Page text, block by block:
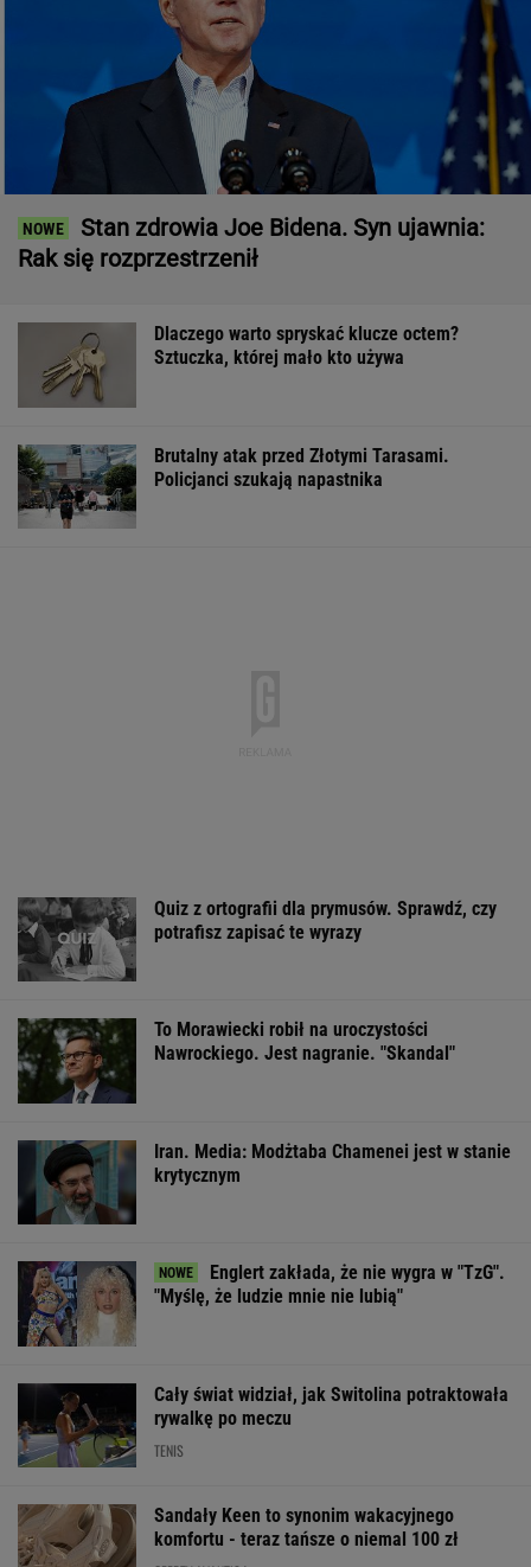
Stan zdrowia Joe Bidena. Syn ujawnia:
Rak się rozprzestrzenił
Dlaczego warto spryskać klucze octem?
Sztuczka, której mało kto używa
Brutalny atak przed Złotymi Tarasami.
Policjanci szukają napastnika
Quiz z ortografii dla prymusów. Sprawdź, czy
potrafisz zapisać te wyrazy
To Morawiecki robił na uroczystości
Nawrockiego. Jest nagranie. "Skandal"
Iran. Media: Modżtaba Chamenei jest w stanie
krytycznym
Englert zakłada, że nie wygra w "TzG".
"Myślę, że ludzie mnie nie lubią"
Cały świat widział, jak Switolina potraktowała
rywalkę po meczu
TENIS
Sandały Keen to synonim wakacyjnego
komfortu - teraz tańsze o niemal 100 zł